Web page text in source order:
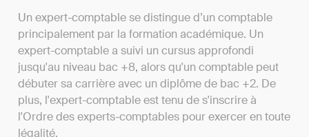
Un expert-comptable se distingue d’un comptable
principalement par la formation académique. Un
expert-comptable a suivi un cursus approfondi
jusqu'au niveau bac +8, alors qu'un comptable peut
débuter sa carrière avec un diplôme de bac +2. De
plus, l'expert-comptable est tenu de s'inscrire à
l'Ordre des experts-comptables pour exercer en toute
légalité.